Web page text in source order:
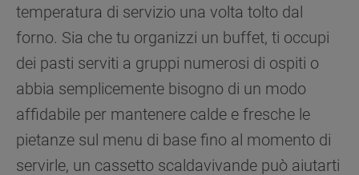
temperatura di servizio una volta tolto dal
forno. Sia che tu organizzi un buffet, ti occupi
dei pasti serviti a gruppi numerosi di ospiti o
abbia semplicemente bisogno di un modo
affidabile per mantenere calde e fresche le
pietanze sul menu di base fino al momento di
servirle, un cassetto scaldavivande può aiutarti
esempio Google LLC - scopri maggiori
informazioni sulla Privacy Policy di Google qui:
https://business.safety.google/privacy/ ) e
migliorare l'efficacia della nostra strategia di
marketing (cookie di profilazione e marketing) e
(iv) per personalizzare il contenuto editoriale del
sito basato sull'utilizzo del sito stesso da parte
offrire funzionalità specifiche (cookie